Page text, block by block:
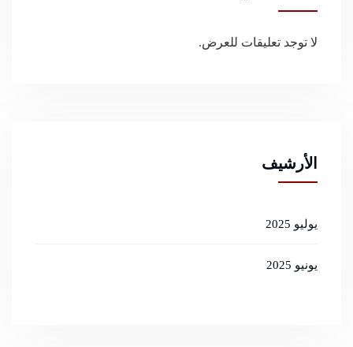
لا توجد تعليقات للعرض.
الأرشيف
يوليو 2025
يونيو 2025